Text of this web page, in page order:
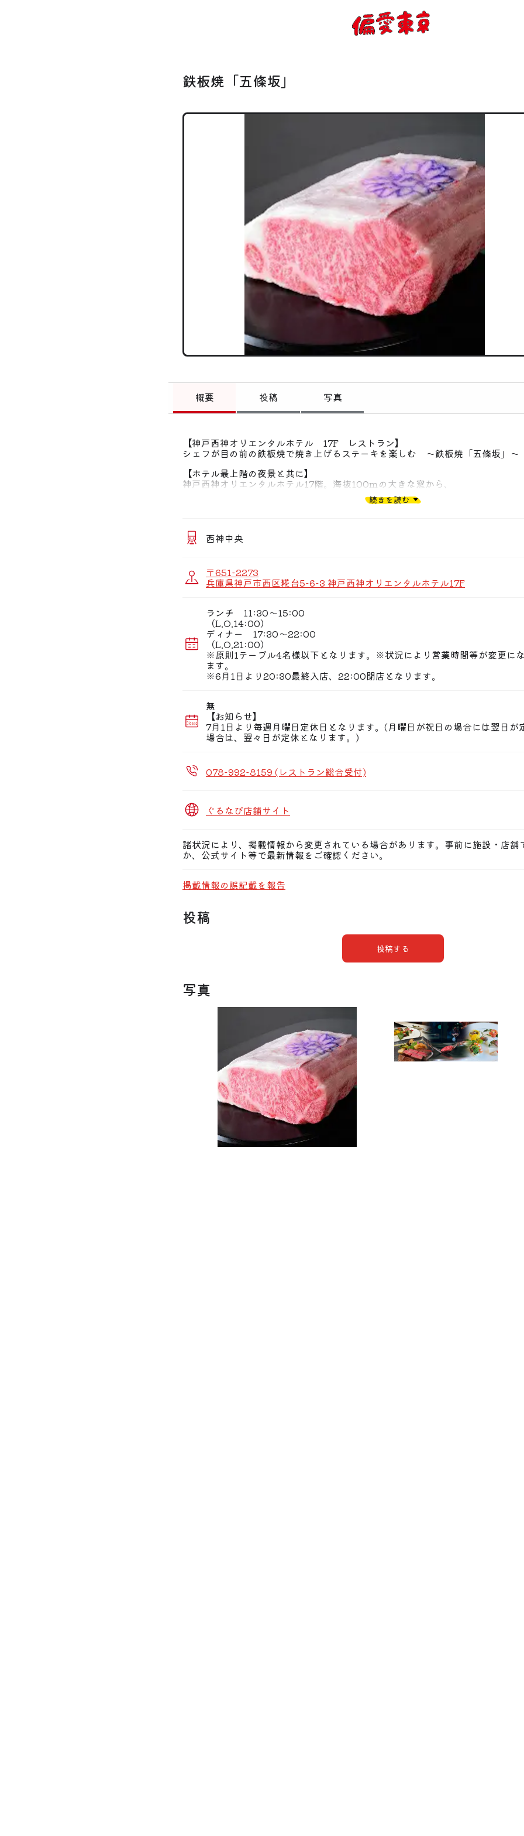
ログイン
会員登録
お知らせ
トップ
偏愛コミュニティ
投稿
偏愛記事
偏愛人
鉄板焼「五條坂」
概要 投稿 写真
【神戸西神オリエンタルホテル 17F レストラン】
シェフが目の前の鉄板焼で焼き上げるステーキを楽しむ 〜鉄板焼「五條坂」〜
【ホテル最上階の夜景と共に】
神戸西神オリエンタルホテル17階。海抜100ｍの大きな窓から、
昼は豊かな緑、夜は煌めく神戸の夜景をご一望いただけます。絶景と共に特別な
当店の看板は世界に誇る「神戸ビーフ」
美しい霜降りの神戸牛を熟練シェフが目の前で丁寧に焼き上げます。鉄板の音や
【コース】
特選神戸牛や瀬戸内の新鮮な海鮮、旬野菜を味わう多彩なプランをご用意。
に最適です。
【ランチ】
平日限定ランチや特製ハンバーグなど、お昼ならではのお得なメニューも大人気。
明るい陽射しが差し込む店内で、女子会や気軽なご会食のひとときをお楽しみ下
続きを読む
西神中央
〒651-2273
兵庫県神戸市西区糀台5-6-3 神戸西神オリエンタルホテル17F
ランチ 11:30〜15:00
（L.O.14:00）
ディナー 17:30〜22:00
（L.O.21:00）
※原則1テーブル4名様以下となります。※状況により営業時間等が変更に
ます。
※6月1日より20:30最終入店、22:00閉店となります。
無
【お知らせ】
7月1日より毎週月曜日定休日となります。(月曜日が祝日の場合には翌日が
場合は、翌々日が定休となります。)
078-992-8159 (レストラン総合受付)
ぐるなび店舗サイト
諸状況により、掲載情報から変更されている場合があります。事前に施設・店舗
か、公式サイト等で最新情報をご確認ください。
掲載情報の誤記載を報告
投稿
投稿する
写真